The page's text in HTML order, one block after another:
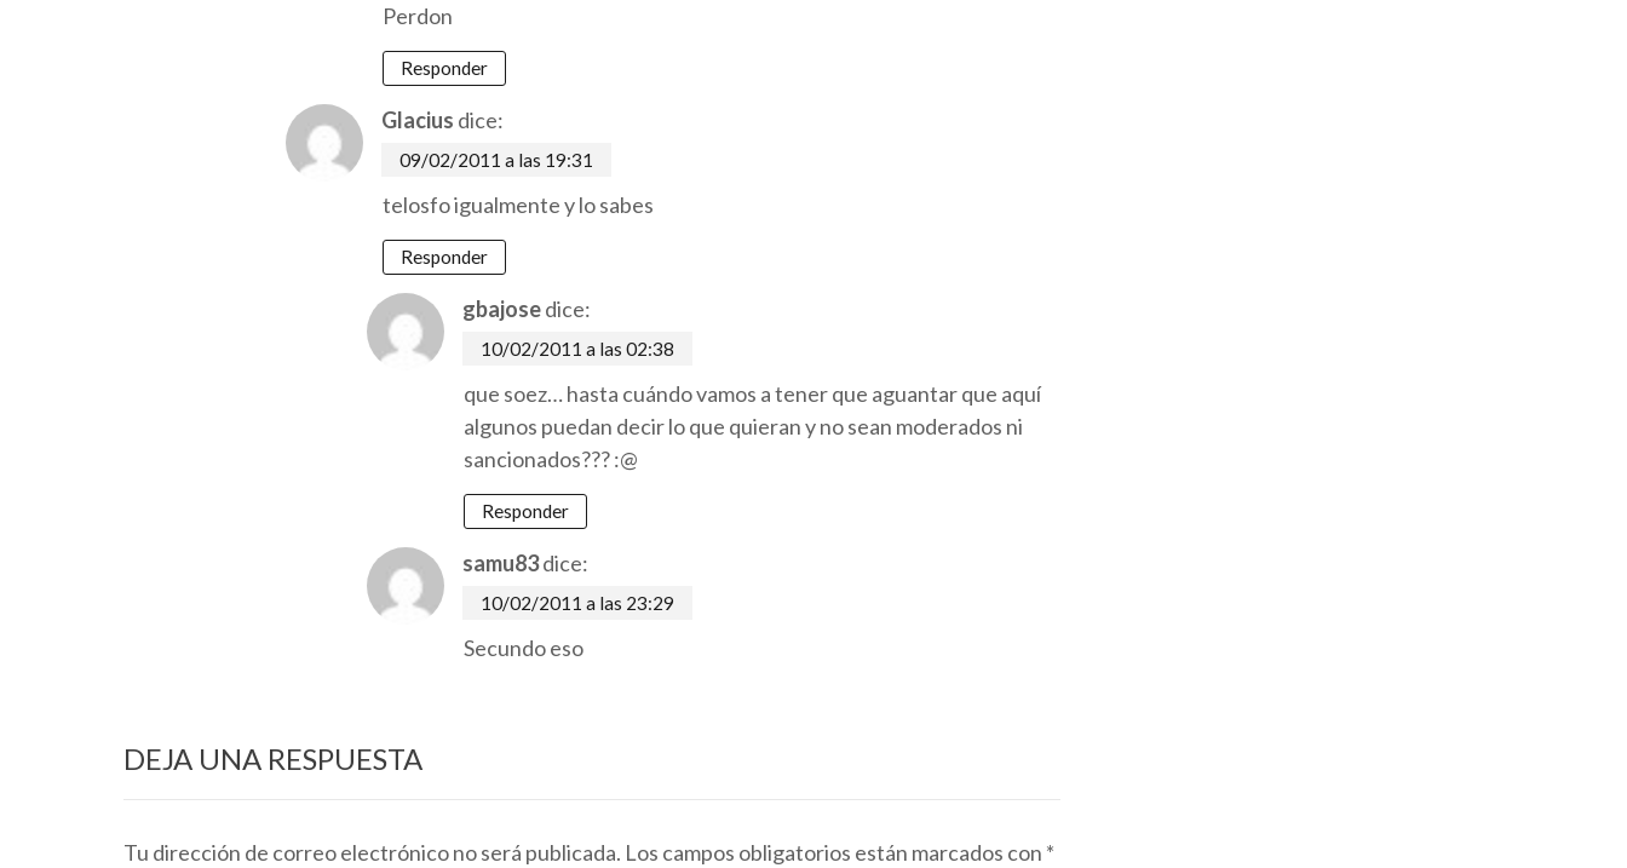
Perdon
Responder
Glacius dice:
09/02/2011 a las 19:31
telosfo igualmente y lo sabes
Responder
gbajosedice:
10/02/2011 a las 02:38
que soez… hasta cuándo vamos a tener que aguantar que aquí
algunos puedan decir lo que quieran y no sean moderados ni
sancionados??? :@
Responder
samu83dice:
10/02/2011 a las 23:29
Secundo eso
DEJA UNA RESPUESTA
Tu dirección de correo electrónico no será publicada. Los campos obligatorios están marcados con *